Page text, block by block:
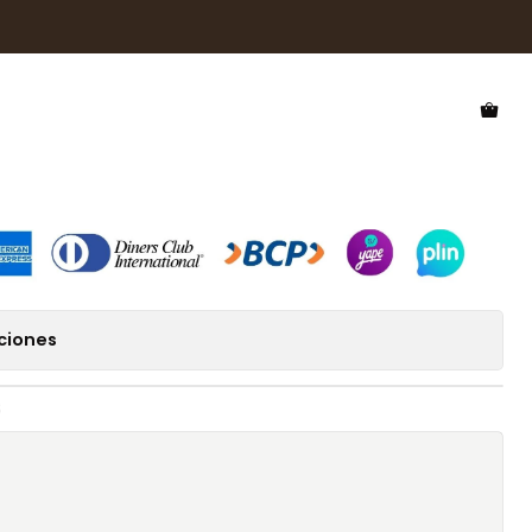
Hawkers One Raw HONR21TFTP
Hawkers One Raw